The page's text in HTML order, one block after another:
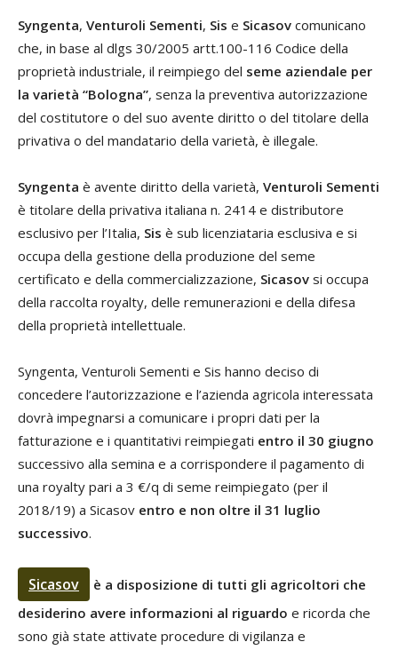
Syngenta, Venturoli Sementi, Sis e Sicasov comunicano
che, in base al dlgs 30/2005 artt.100-116 Codice della
proprietà industriale, il reimpiego del seme aziendale per
la varietà “Bologna”, senza la preventiva autorizzazione
del costitutore o del suo avente diritto o del titolare della
privativa o del mandatario della varietà, è illegale.
Syngenta è avente diritto della varietà, Venturoli Sementi
è titolare della privativa italiana n. 2414 e distributore
esclusivo per l’Italia, Sis è sub licenziataria esclusiva e si
occupa della gestione della produzione del seme
certificato e della commercializzazione, Sicasov si occupa
della raccolta royalty, delle remunerazioni e della difesa
della proprietà intellettuale.
Syngenta, Venturoli Sementi e Sis hanno deciso di
concedere l’autorizzazione e l’azienda agricola interessata
dovrà impegnarsi a comunicare i propri dati per la
fatturazione e i quantitativi reimpiegati entro il 30 giugno
successivo alla semina e a corrispondere il pagamento di
una royalty pari a 3 €/q di seme reimpiegato (per il
2018/19) a Sicasov entro e non oltre il 31 luglio
successivo.
Sicasov
è a disposizione di tutti gli agricoltori che
desiderino avere informazioni al riguardo e ricorda che
sono già state attivate procedure di vigilanza e